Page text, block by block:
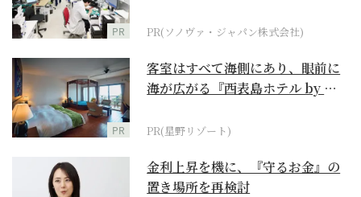
PR PR(ソノヴァ・ジャパン株式会社)
PR
客室はすべて海側にあり、眼前に
海が広がる『西表島ホテル by 星
PR(星野リゾート)
金利上昇を機に、『守るお金』の
置き場所を再検討